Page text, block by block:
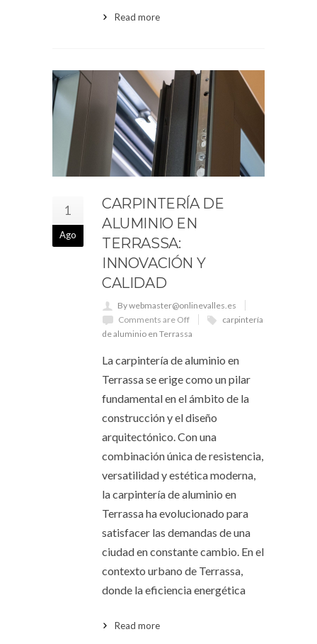
Read more
1
Ago
CARPINTERÍA DE
ALUMINIO EN
TERRASSA:
INNOVACIÓN Y
CALIDAD
By webmaster@onlinevalles.es
Comments are Off
carpintería
de aluminio en Terrassa
La carpintería de aluminio en
Terrassa se erige como un pilar
fundamental en el ámbito de la
construcción y el diseño
arquitectónico. Con una
combinación única de resistencia,
versatilidad y estética moderna,
la carpintería de aluminio en
Terrassa ha evolucionado para
satisfacer las demandas de una
ciudad en constante cambio. En el
contexto urbano de Terrassa,
donde la eficiencia energética
Read more